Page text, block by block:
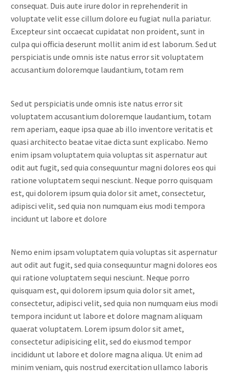
consequat. Duis aute irure dolor in reprehenderit in
voluptate velit esse cillum dolore eu fugiat nulla pariatur.
Excepteur sint occaecat cupidatat non proident, sunt in
culpa qui officia deserunt mollit anim id est laborum. Sed ut
perspiciatis unde omnis iste natus error sit voluptatem
accusantium doloremque laudantium, totam rem
Sed ut perspiciatis unde omnis iste natus error sit
voluptatem accusantium doloremque laudantium, totam
rem aperiam, eaque ipsa quae ab illo inventore veritatis et
quasi architecto beatae vitae dicta sunt explicabo. Nemo
enim ipsam voluptatem quia voluptas sit aspernatur aut
odit aut fugit, sed quia consequuntur magni dolores eos qui
ratione voluptatem sequi nesciunt. Neque porro quisquam
est, qui dolorem ipsum quia dolor sit amet, consectetur,
adipisci velit, sed quia non numquam eius modi tempora
incidunt ut labore et dolore
Nemo enim ipsam voluptatem quia voluptas sit aspernatur
aut odit aut fugit, sed quia consequuntur magni dolores eos
qui ratione voluptatem sequi nesciunt. Neque porro
quisquam est, qui dolorem ipsum quia dolor sit amet,
consectetur, adipisci velit, sed quia non numquam eius modi
tempora incidunt ut labore et dolore magnam aliquam
quaerat voluptatem. Lorem ipsum dolor sit amet,
consectetur adipisicing elit, sed do eiusmod tempor
incididunt ut labore et dolore magna aliqua. Ut enim ad
minim veniam, quis nostrud exercitation ullamco laboris